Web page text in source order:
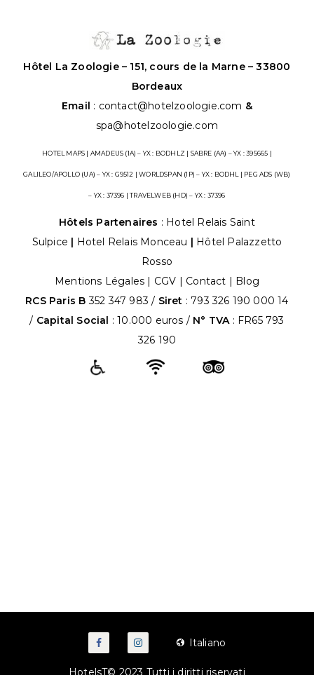
Hôtel La Zoologie – 151, cours de la Marne – 33800
Bordeaux
Email : contact@hotelzoologie.com &
spa@hotelzoologie.com
HOTEL MAPS | AMADEUS (1A) – YX : BODHLZ | SABRE (AA) – YX : 395665 |
GALILEO/APOLLO (UA) – YX : G9512 | WORLDSPAN (1P) – YX : BODHL | PEG ADS (WB)
– YX : 37396 | TRAVELWEB (HD) – YX : 37396
Hôtels Partenaires : Hotel Relais Saint
Sulpice | Hotel Relais Monceau | Hôtel Palazzetto
Rosso
Mentions Légales | CGV | Contact | Blog
RCS Paris B 352 347 983 / Siret : 793 326 190 000 14
/ Capital Social : 10.000 euros / N° TVA: FR65 793
326 190
Italiano
HotelsT© 2023 Tutti i diritti riservati